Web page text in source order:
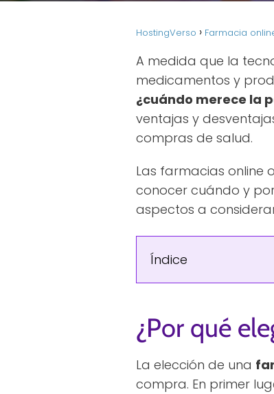
HostingVerso Farmacia
A medida que la
medicamentos y
¿cuándo merece la
ventajas y
compras de salud.
Las farmacias online
conocer cuándo y
aspectos a
Índice
¿Por qué
La elección de una
compra. En primer